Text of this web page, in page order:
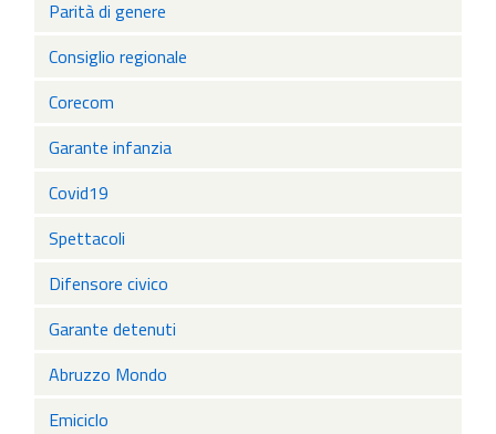
Parità di genere
Consiglio regionale
Corecom
Garante infanzia
Covid19
Spettacoli
Difensore civico
Garante detenuti
Abruzzo Mondo
Emiciclo